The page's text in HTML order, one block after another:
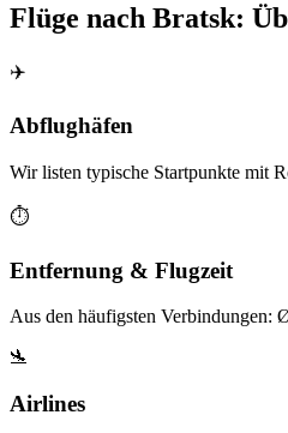
Flüge nach Bratsk:
✈️
Abflughäfen
Wir listen typische Startpunkte mit
⏱️
Entfernung & Flugzeit
Aus den häufigsten
🛬
Airlines